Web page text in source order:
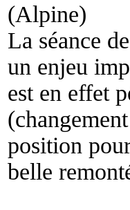
La séance
un enjeu
est en effet
position
belle